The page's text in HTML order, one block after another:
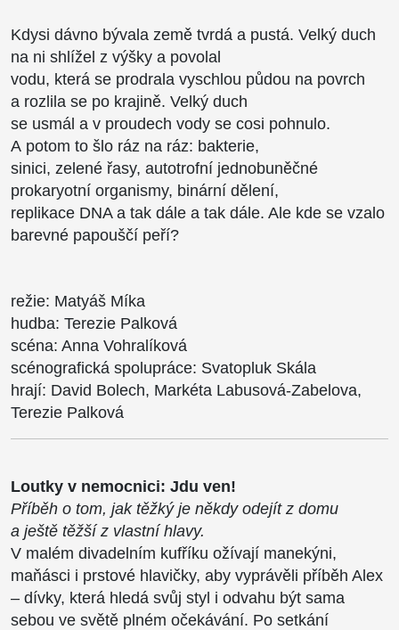
Kdysi dávno bývala země tvrdá a pustá. Velký duch
na ni shlížel z výšky a povolal
vodu, která se prodrala vyschlou půdou na povrch
a rozlila se po krajině. Velký duch
se usmál a v proudech vody se cosi pohnulo.
A potom to šlo ráz na ráz: bakterie,
sinici, zelené řasy, autotrofní jednobuněčné
prokaryotní organismy, binární dělení,
replikace DNA a tak dále a tak dále. Ale kde se vzalo
barevné papouščí peří?
režie: Matyáš Míka
hudba: Terezie Palková
scéna: Anna Vohralíková
scénografická spolupráce: Svatopluk Skála
hrají: David Bolech, Markéta Labusová-Zabelova,
Terezie Palková
Loutky v nemocnici: Jdu ven!
Příběh o tom, jak těžký je někdy odejít z domu
a ještě těžší z vlastní hlavy.
V malém divadelním kufříku ožívají manekýni,
maňásci i prstové hlavičky, aby vyprávěli příběh Alex
– dívky, která hledá svůj styl i odvahu být sama
sebou ve světě plném očekávání. Po setkání